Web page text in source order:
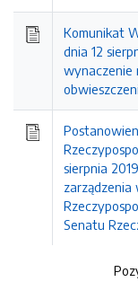
Komunikat
dnia 12
wynaczenie
sierpnia
zarządzenia
Senatu